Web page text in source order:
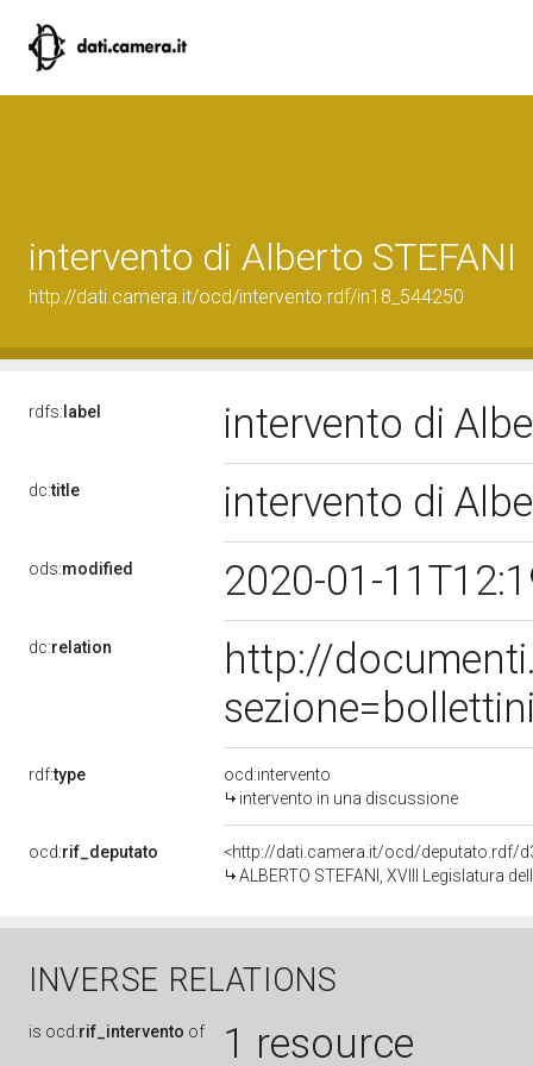
intervento di Alberto STEFANI
http://dati.camera.it/ocd/intervento.rdf/in18_544250
rdfs: label intervento di
dc:title intervento di
ods:modified 2020-01-
dc:relation
http://
rdf:type
ocd:intervento
intervento in una discussione
ocd:rif_deputato
<http://dati.camera.it/ocd/deputato.rdf/
ALBERTO STEFANI, XVIII Legislatura
INVERSE RELATIONS
is ocd:rif_intervento of 1 resource